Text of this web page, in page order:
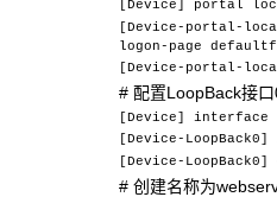
[Device] portal
[Device-portal-
logon-page
[Device-portal-
# 配置LoopBack接口
[Device] interface
[Device-
[Device-
# 创建名称为